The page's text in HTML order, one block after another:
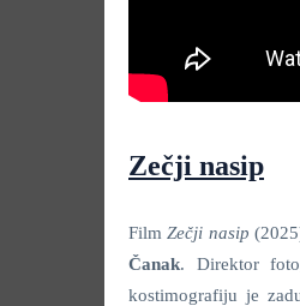
Zečji nasip
FilmZečji nasip
Čanak. Direktor
kostimografiju je